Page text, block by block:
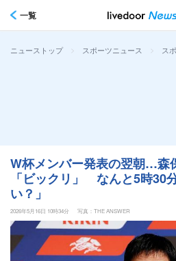
一覧
ニューストップ > スポーツニュース > ス
W杯メンバー発表の翌朝…森
「ビックリ」 なんと5時30
い？」
2026年5月16日 10時34分 写真：THE ANSWER